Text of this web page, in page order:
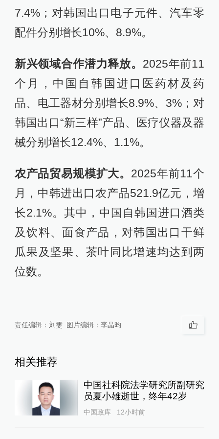
7.4%；对韩国出口电子元件、汽车零
配件分别增长10%、8.9%。
新兴领域合作潜力释放。 2025年前11
个月，中国自韩国进口医药材及药
品、电工器材分别增长8.9%、3%；对
韩国出口“新三样”产品、医疗仪器及器
械分别增长12.4%、1.1%。
农产品贸易规模扩大。 2025年前11个
月，中韩进出口农产品521.9亿元，增
长2.1%。其中，中国自韩国进口酒类
及饮料、面食产品，对韩国出口干鲜
瓜果及坚果、茶叶同比增速均达到两
位数。
责任编辑： 刘雯 图片编辑： 李晶昀
相关推荐
中国社科院法学研究所副研究
员夏小雄逝世，终年42岁
中国政库 12小时前